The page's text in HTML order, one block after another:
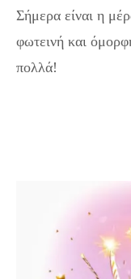
Σήμερα είναι η
φωτεινή και
πολλά!